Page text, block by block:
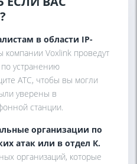
в области IP-
компании Voxlink проведут
устранению
АТС, чтобы вы могли
уверены в
станции.
организации по
атак или в отдел К.
организаций, которые